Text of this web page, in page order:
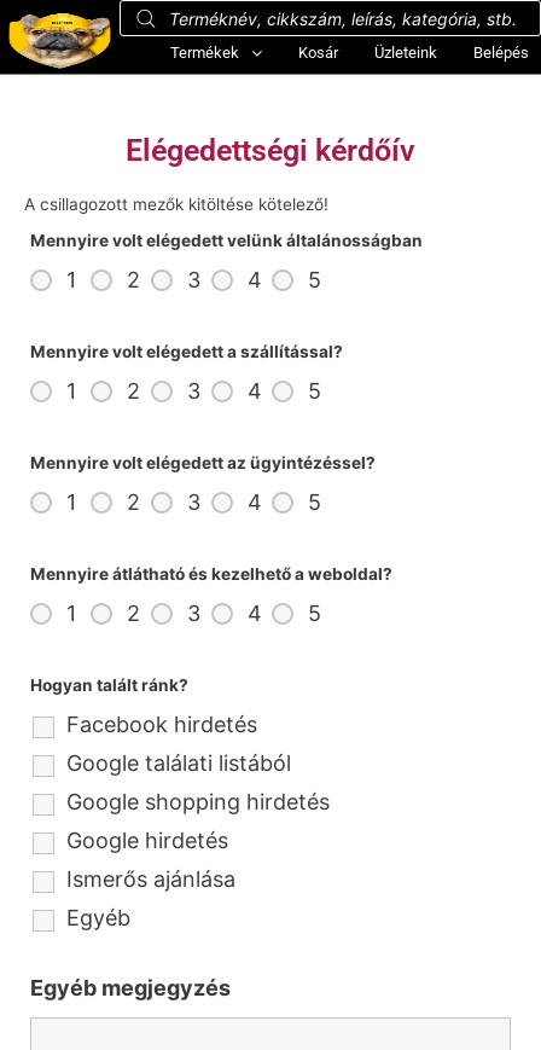
Termékek Kosár Üzleteink Belépés
Elégedettségi kérdőív
A csillagozott mezők kitöltése kötelező!
Mennyire volt elégedett velünk általánosságban
1 2 3 4 5
Mennyire volt elégedett a szállítással?
1 2 3 4 5
Mennyire volt elégedett az ügyintézéssel?
1 2 3 4 5
Mennyire átlátható és kezelhető a weboldal?
1 2 3 4 5
Hogyan talált ránk?
Facebook hirdetés
Google találati listából
Google shopping hirdetés
Google hirdetés
Ismerős ajánlása
Egyéb
Egyéb megjegyzés